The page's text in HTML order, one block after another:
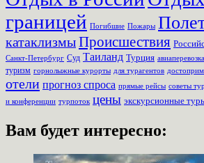
границей Погибшие Пожары
катаклизмыПроисшествия
Санкт-Петербург Суд Таиланд Турция авиаперевозка
туризм горнолыжные курорты для турагентов
отели прогноз спроса прямые рейсы советы
и конференции турпоток цены экскурсионные
Вам будет интересно: